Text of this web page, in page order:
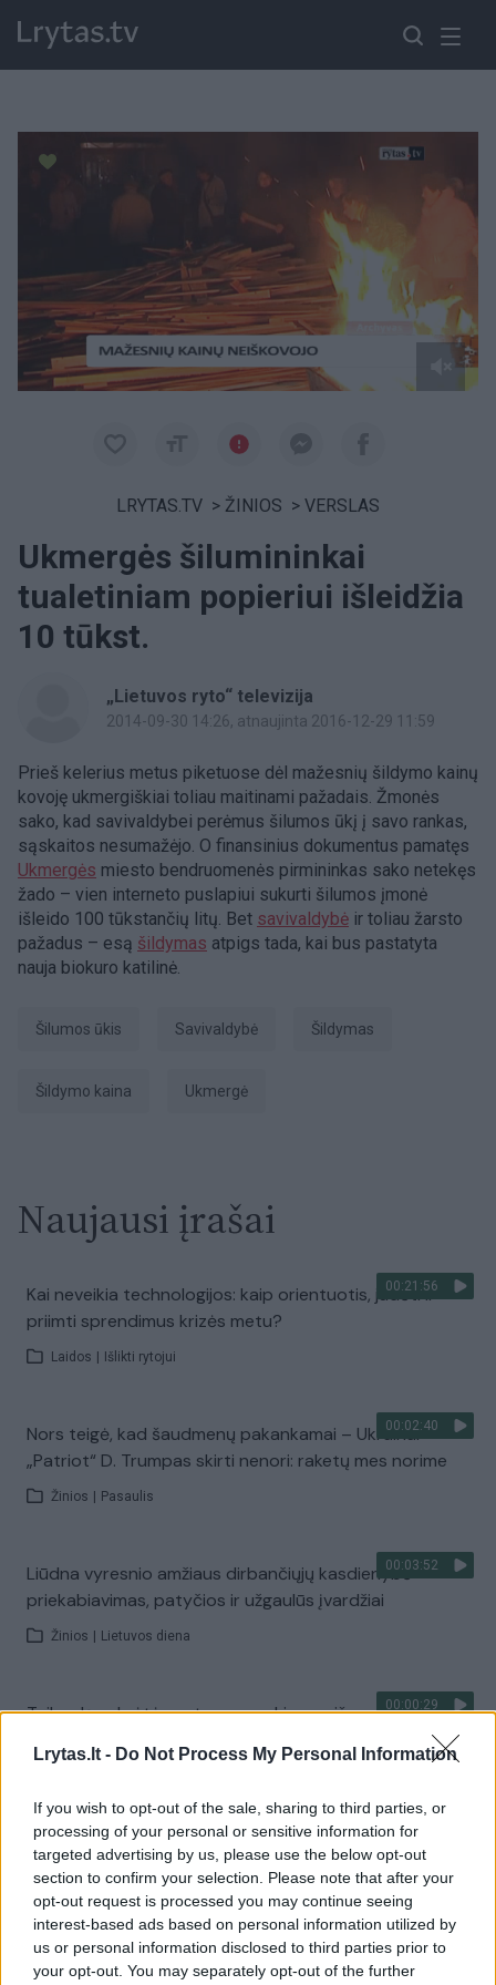
Lrytas.lt - Do Not Process My Personal Information
If you wish to opt-out of the sale, sharing to third parties, or
processing of your personal or sensitive information for
targeted advertising by us, please use the below opt-out
section to confirm your selection. Please note that after your
opt-out request is processed you may continue seeing
interest-based ads based on personal information utilized by
us or personal information disclosed to third parties prior to
your opt-out. You may separately opt-out of the further
Paremkite Ukrainą
LRYTAS.TV > ŽINIOS > VERSLAS
Ukmergės šilumininkai
tualetiniam popieriui išleidžia
10 tūkst.
„Lietuvos ryto“ televizija
2014-09-30 14:26, atnaujinta 2016-12-29 11:59
Prieš kelerius metus piketuose dėl mažesnių šildymo kainų
kovoję ukmergiškiai toliau maitinami pažadais. Žmonės
sako, kad savivaldybei perėmus šilumos ūkį į savo rankas,
sąskaitos nesumažėjo. O finansinius dokumentus pamatęs
Ukmergės miesto bendruomenės pirmininkas sako netekęs
žado – vien interneto puslapiui sukurti šilumos įmonė
išleido 100 tūkstančių litų. Bet savivaldybė ir toliau žarsto
pažadus – esą šildymas atpigs tada, kai bus pastatyta
nauja biokuro katilinė.
šilumos ūkis Savivaldybė šildymas
šildymo kaina Ukmergė
Naujausi įrašai
00:21:56
Kai neveikia technologijos: kaip orientuotis, judėti ir
priimti sprendimus krizės metu?
Laidos Išlikti rytojui
00:02:40
Nors teigė, kad šaudmenų pakankamai – Ukrainai
„Patriot“ D. Trumpas skirti nenori: raketų mes norime
Žinios Pasaulis
00:03:52
Liūdna vyresnio amžiaus dirbančiųjų kasdienybė –
priekabiavimas, patyčios ir užgaulūs įvardžiai
Žinios Lietuvos diena
00:00:29
Tailandą sukrėtė protu nesuvokiamas išpuolis:
paauglys nušovė senelius, 3 mokytojus ir 3 moksleivius
Visi įrašai
Žiūrimiausi įrašai